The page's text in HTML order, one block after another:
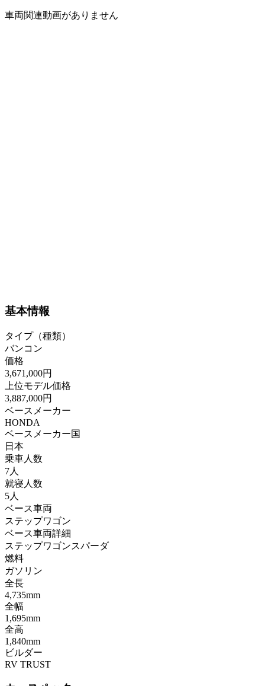
車両関連動画がありません
基本情報
タイプ（種類）
バンコン
価格
3,671,000円
上位モデル価格
3,887,000円
ベースメーカー
HONDA
ベースメーカー国
日本
乗車人数
7人
就寝人数
5人
ベース車両
ステップワゴン
ベース車両詳細
ステップワゴンスパーダ
燃料
ガソリン
全長
4,735mm
全幅
1,695mm
全高
1,840mm
ビルダー
RV TRUST